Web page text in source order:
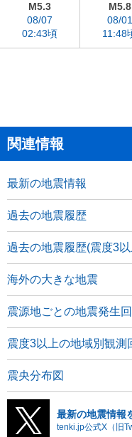
M5.3
08/07
02:43頃
M5.8
08/01
11:48
関連情報
最新の地震情報
過去の地震履歴
過去の地震履歴(震度3
海外の大きな地震
震源地ごとの地震発生
震度3以上の地域別観測
震央分布図
最新の地震情報
tenki.jp公式X（旧